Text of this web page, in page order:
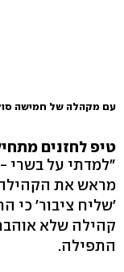
עם מקהלה של חמישה
טיפ לחזנים
"למדתי על בשרי -
מראש את
'שליח ציבור' כי
קהילה שלא
התפילה.